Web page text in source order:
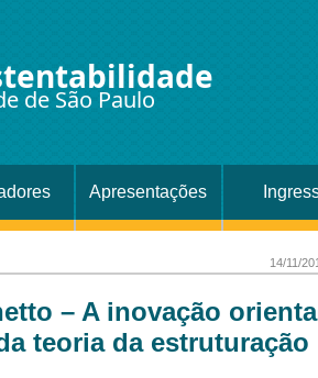
de São Paulo
Apresentações
14/11/
– A inovação
teoria da estruturação